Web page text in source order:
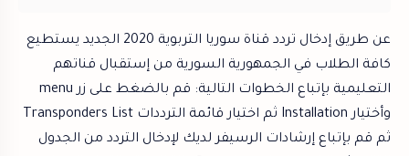
عن طريق إدخال تردد قناة سوريا التربوية 2020 الجديد يستطيع
كافة الطلاب في الجمهورية السورية من إستقبال قناتهم
التعليمية بإتباع الخطوات التالية: قم بالضغط على زر menu
وأختيار Installation ثم اختيار قائمة الترددات Transponders List
ثم قم بإتباع إرشادات الرسيفر لديك لإدخال التردد من الجدول